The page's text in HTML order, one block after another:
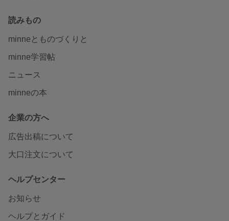
読みもの
minneとものづくりと
minne学習帖
ニュース
minneの本
企業の方へ
広告出稿について
大口注文について
ヘルプセンター
お知らせ
ヘルプとガイド